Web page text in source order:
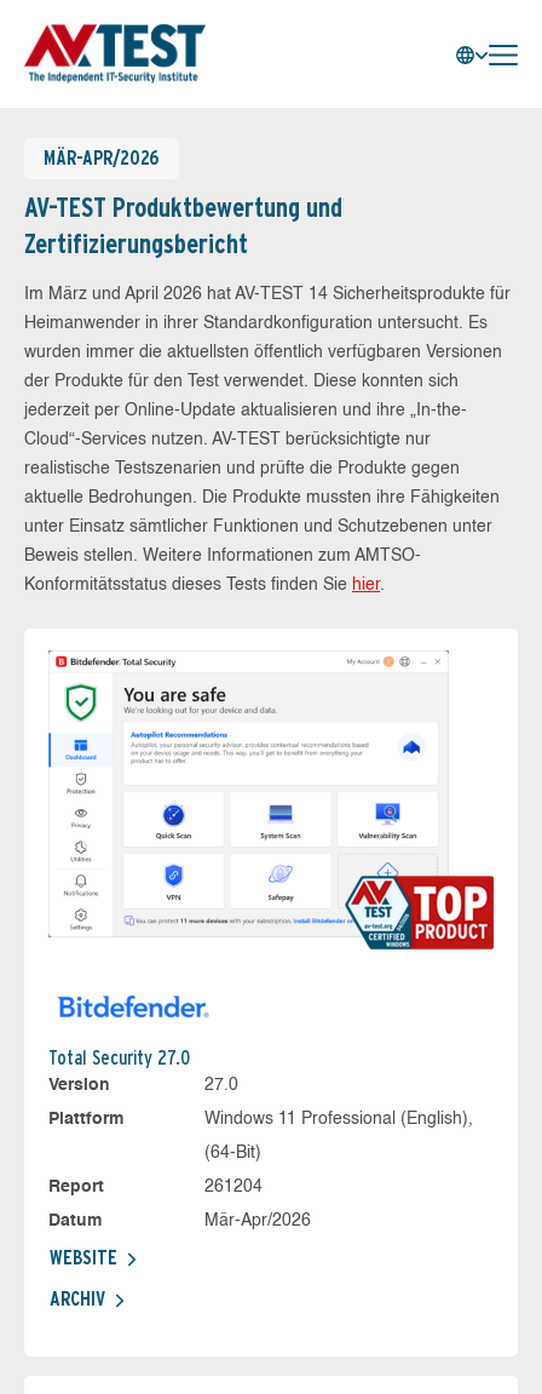
MÄR-APR/2026
AV-TEST Produktbewertung und
Zertifizierungsbericht
Im März und April 2026 hat AV-TEST 14 Sicherheitsprodukte für
Heimanwender in ihrer Standardkonfiguration untersucht. Es
wurden immer die aktuellsten öffentlich verfügbaren Versionen
der Produkte für den Test verwendet. Diese konnten sich
jederzeit per Online-Update aktualisieren und ihre „In-the-
Cloud“-Services nutzen. AV-TEST berücksichtigte nur
realistische Testszenarien und prüfte die Produkte gegen
aktuelle Bedrohungen. Die Produkte mussten ihre Fähigkeiten
unter Einsatz sämtlicher Funktionen und Schutzebenen unter
Beweis stellen. Weitere Informationen zum AMTSO-
Konformitätsstatus dieses Tests finden Sie hier.
Total Security 27.0
Version
27.0
Plattform
Windows 11 Professional (English),
(64-Bit)
Report
261204
Datum
Mär-Apr/2026
WEBSITE
ARCHIV